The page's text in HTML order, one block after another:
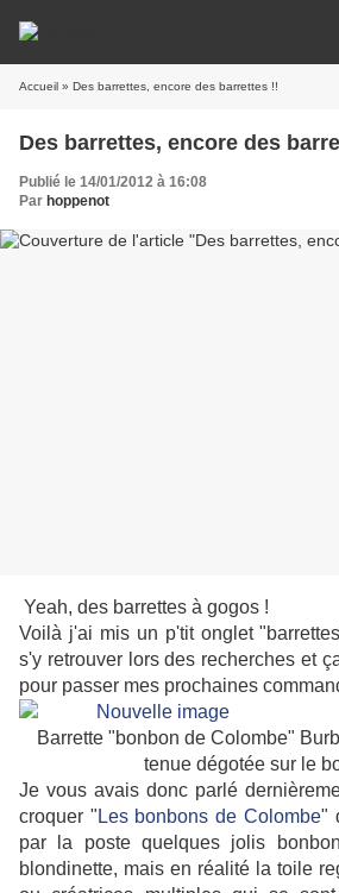
Accueil » Des barrettes, encore des barrettes !!
Des barrettes, encore des
Publié le 14/01/2012 à 16:08
Par hoppenot
Yeah, des barrettes à gogos !
Voilà j'ai mis un p'tit onglet
s'y retrouver lors des recherches et
pour passer mes prochaines
Barrette "bonbon de Colombe"
tenue dégotée sur le
Je vous avais donc parlé
croquer " Les bonbons de Colombe"
par la poste quelques jolis
blondinette, mais en réalité la toile